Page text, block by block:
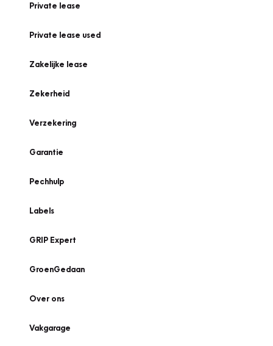
Private lease
Private lease used
Zakelijke lease
Zekerheid
Verzekering
Garantie
Pechhulp
Labels
GRIP Expert
GroenGedaan
Over ons
Vakgarage